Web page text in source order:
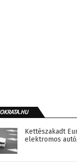
Kettészakadt
elektromos